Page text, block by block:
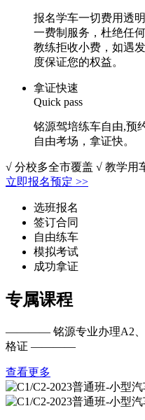
报名学车一切费用透明
一费制服务，杜绝任
教练拒收小费，如遇
度保证您的权益。
拿证快速
Quick pass
铭源驾培练车自由,预
自由考场，拿证快。
√ 分校多全市覆盖 √ 教学用
立即报名预定 >>
选班报名
签订合同
自由练车
模拟考试
成功拿证
专属课程
———— 铭源专业办理A2
格证 ————
查看更多